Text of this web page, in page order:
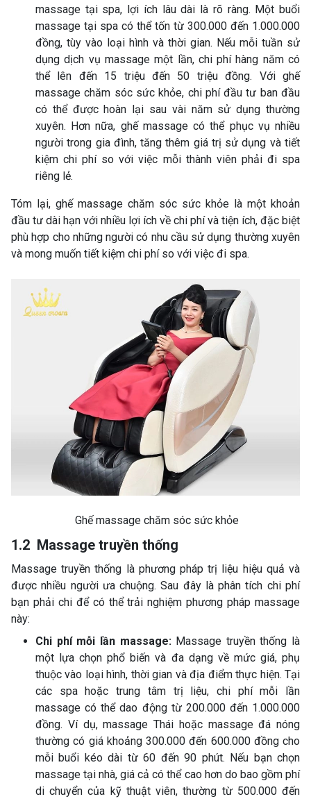
massage tại spa, lợi ích lâu dài là rõ ràng. Một buổi
massage tại spa có thể tốn từ 300.000 đến 1.000.000
đồng, tùy vào loại hình và thời gian. Nếu mỗi tuần sử
dụng dịch vụ massage một lần, chi phí hàng năm có
thể lên đến 15 triệu đến 50 triệu đồng. Với ghế
massage chăm sóc sức khỏe, chi phí đầu tư ban đầu
có thể được hoàn lại sau vài năm sử dụng thường
xuyên. Hơn nữa, ghế massage có thể phục vụ nhiều
người trong gia đình, tăng thêm giá trị sử dụng và tiết
kiệm chi phí so với việc mỗi thành viên phải đi spa
riêng lẻ.
Tóm lại, ghế massage chăm sóc sức khỏe là một khoản
đầu tư dài hạn với nhiều lợi ích về chi phí và tiện ích, đặc biệt
phù hợp cho những người có nhu cầu sử dụng thường xuyên
và mong muốn tiết kiệm chi phí so với việc đi spa.
Ghế massage chăm sóc sức khỏe
1.2 Massage truyền thống
Massage truyền thống là phương pháp trị liệu hiệu quả và
được nhiều người ưa chuộng. Sau đây là phân tích chi phí
bạn phải chi để có thể trải nghiệm phương pháp massage
này:
Chi phí mỗi lần massage: Massage truyền thống là
một lựa chọn phổ biến và đa dạng về mức giá, phụ
thuộc vào loại hình, thời gian và địa điểm thực hiện. Tại
các spa hoặc trung tâm trị liệu, chi phí mỗi lần
massage có thể dao động từ 200.000 đến 1.000.000
đồng. Ví dụ, massage Thái hoặc massage đá nóng
thường có giá khoảng 300.000 đến 600.000 đồng cho
mỗi buổi kéo dài từ 60 đến 90 phút. Nếu bạn chọn
massage tại nhà, giá cả có thể cao hơn do bao gồm phí
di chuyển của kỹ thuật viên, thường từ 500.000 đến